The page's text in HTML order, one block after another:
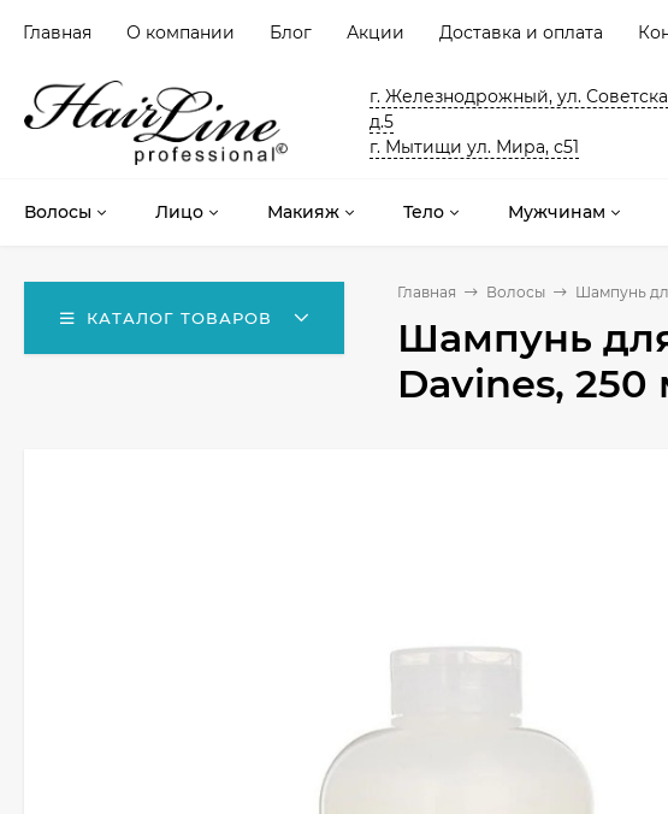
Главная О компании Блог Акции Доставка и оплата
г. Железнодрожный, ул.
д.5
г. Мытищи ул. Мира, с51
Волосы Лицо Макияж Тело Мужчинам
КАТАЛОГ ТОВАРОВ
Главная Волосы Шампунь
Шампунь
Davines, 250